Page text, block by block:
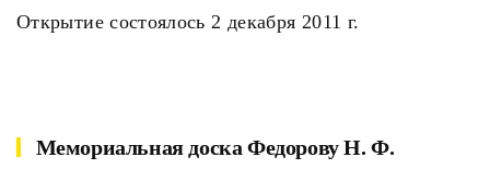
Открытие состоялось 2 декабря 2011 г.
Мемориальная доска Федорову Н. Ф.